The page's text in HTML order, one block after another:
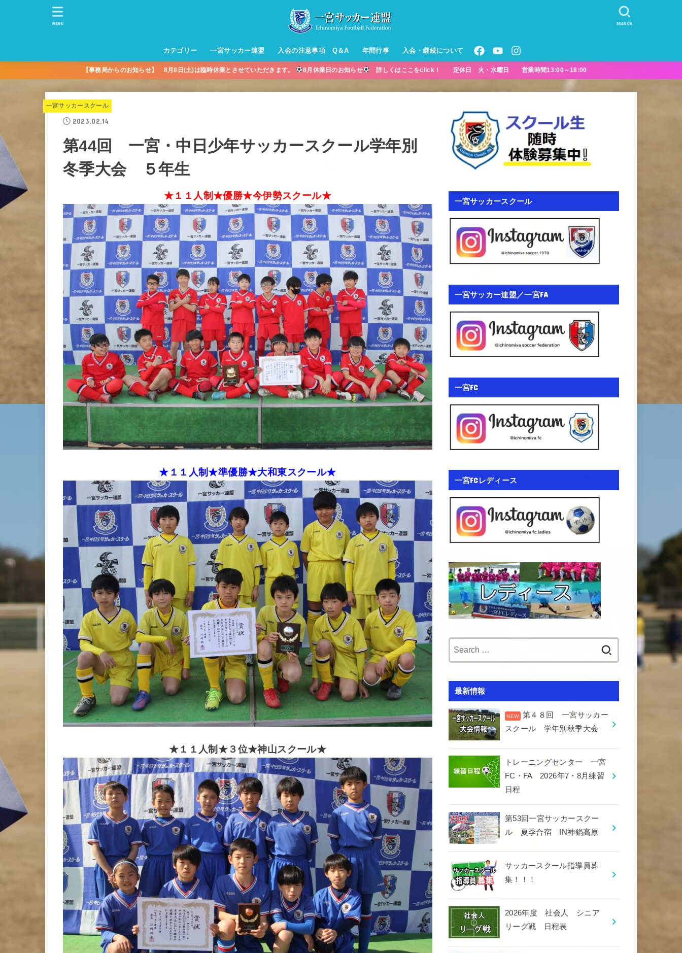
カテゴリー
一宮サッカースクール【小学生】
トレーニングセンター【小学生】
一宮FA
一宮FC
一宮ＦＣレディース
一宮サッカースクール【中学生】
中学生練習
一宮ＦＣＪＹ【中学生男子】
一宮ＦＣＪYレディース【中学生
女子】
幼児トレセン【年長・年中・年
少】
パパさんママさん
親子の部
社会人の部
コルボス 【シニア】
フットサル
コルボスリーグ
グレイセス
一宮サッカー連盟 入会の注意事項 Q＆A 年間行事 入会・継続について
SEARCH
MENU
【事務局からのお知らせ】 8月8日(土)は臨時休業とさせていただきます。 8月休業日のお知らせ 詳しくはここをclick！ 定休日 火・水曜日 営業時間13:00～18:00
一宮サッカースクール
2023.02.14
第44回 一宮・中日少年サッカースクール学年別
冬季大会 ５年生
★１１人制★優勝★今伊勢スクール★
★１１人制★準優勝★大和東スクール★
★１１人制★３位★神山スクール★
一宮サッカースクール
一宮サッカー連盟／一宮FA
一宮FC
一宮FCレディース
最新情報
第４８回 一宮サッカー
スクール 学年別秋季大会
トレーニングセンター 一宮
FC・FA 2026年7・8月練習
日程
第53回一宮サッカースクー
ル 夏季合宿 IN神鍋高原
サッカースクール指導員募
集！！！
2026年度 社会人 シニア
リーグ戦 日程表